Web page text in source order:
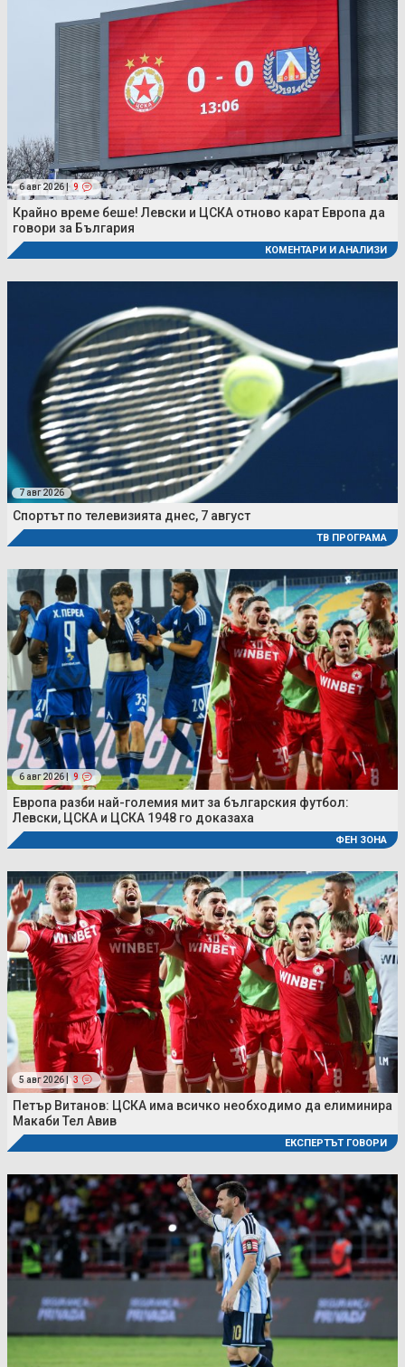
6 авг 2026 | 9
Крайно време беше! Левски и ЦСКА отново карат Европа да
говори за България
КОМЕНТАРИ И АНАЛИЗИ
7 авг 2026
Спортът по телевизията днес, 7 август
ТВ ПРОГРАМА
6 авг 2026 | 9
Европа разби най-големия мит за българския футбол:
Левски, ЦСКА и ЦСКА 1948 го доказаха
ФЕН ЗОНА
5 авг 2026 | 3
Петър Витанов: ЦСКА има всичко необходимо да елиминира
Макаби Тел Авив
ЕКСПЕРТЪТ ГОВОРИ